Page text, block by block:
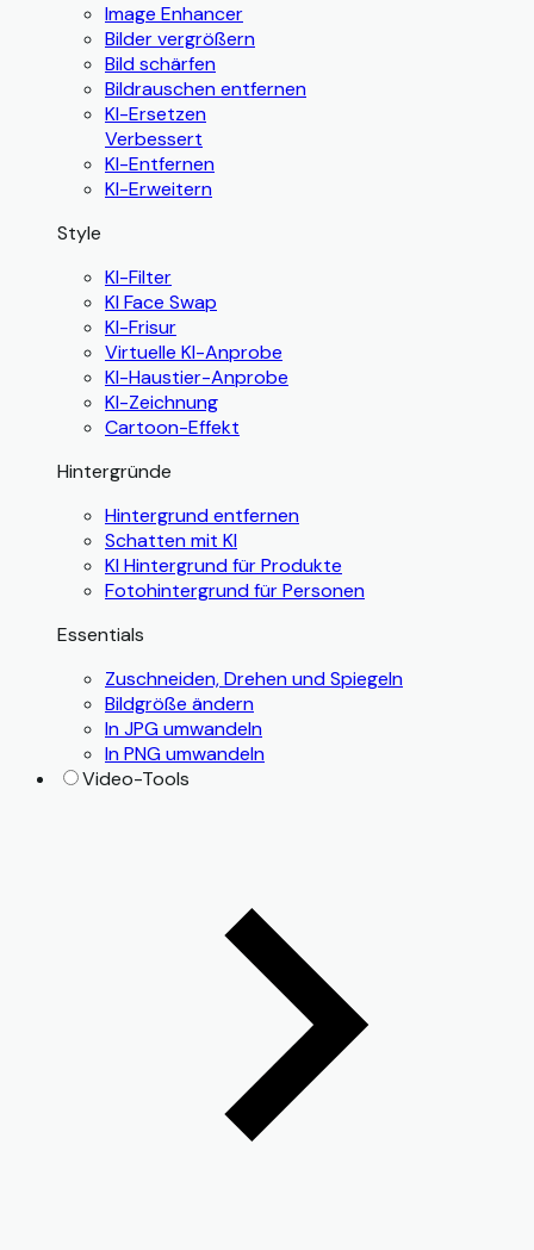
Image Enhancer
Bilder vergrößern
Bild schärfen
Bildrauschen entfernen
KI-Ersetzen
Verbessert
KI-Entfernen
KI-Erweitern
Style
KI-Filter
KI Face Swap
KI-Frisur
Virtuelle KI-Anprobe
KI-Haustier-Anprobe
KI-Zeichnung
Cartoon-Effekt
Hintergründe
Hintergrund entfernen
Schatten mit KI
KI Hintergrund für Produkte
Fotohintergrund für Personen
Essentials
Zuschneiden, Drehen und Spiegeln
Bildgröße ändern
In JPG umwandeln
In PNG umwandeln
Video-Tools